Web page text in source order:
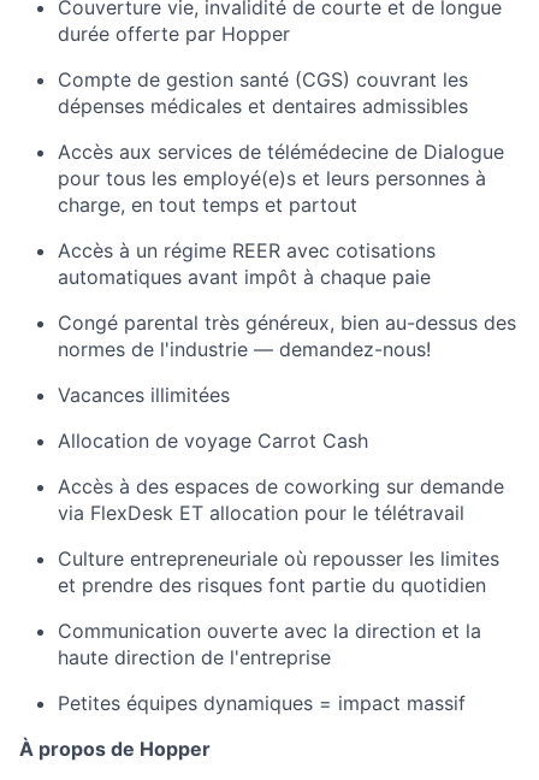
Couverture vie, invalidité de courte et de longue
durée offerte par Hopper
Compte de gestion santé (CGS) couvrant les
dépenses médicales et dentaires admissibles
Accès aux services de télémédecine de Dialogue
pour tous les employé(e)s et leurs personnes à
charge, en tout temps et partout
Accès à un régime REER avec cotisations
automatiques avant impôt à chaque paie
Congé parental très généreux, bien au-dessus des
normes de l'industrie — demandez-nous!
Vacances illimitées
Allocation de voyage Carrot Cash
Accès à des espaces de coworking sur demande
via FlexDesk ET allocation pour le télétravail
Culture entrepreneuriale où repousser les limites
et prendre des risques font partie du quotidien
Communication ouverte avec la direction et la
haute direction de l'entreprise
Petites équipes dynamiques = impact massif
À propos de Hopper